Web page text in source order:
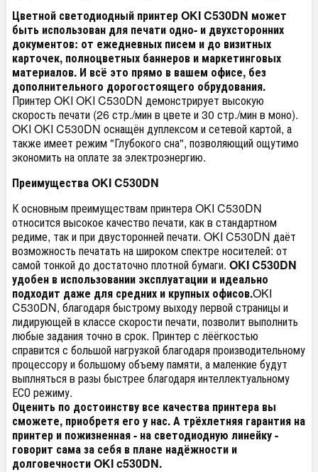
Цветной светодиодный принтер OKI C530DN может
быть использован для печати одно- и двухсторонних
документов: от ежедневных писем и до визитных
карточек, полноцветных баннеров и маркетинговых
материалов. И всё это прямо в вашем офисе, без
дополнительного дорогостоящего обрудования.
Принтер OKI OKI C530DN демонстрирует высокую
скорость печати (26 стр./мин в цвете и 30 стр./мин в моно).
OKI OKI C530DN оснащён дуплексом и сетевой картой, а
также имеет режим "Глубокого сна", позволяющий ощутимо
экономить на оплате за электроэнергию.
Преимущества OKI C530DN
К основным преимуществам принтера OKI C530DN
относится высокое качество печати, как в стандартном
редиме, так и при двусторонней печати. OKI C530DN даёт
возможность печатать на широком спектре носителей: от
самой тонкой до достаточно плотной бумаги. OKI C530DN
удобен в использовании эксплуатации и идеально
подходит даже для средних и крупных офисов.OKI
C530DN, благодаря быстрому выходу первой страницы и
лидирующей в классе скорости печати, позволит выполнить
любые задания точно в срок. Принтер с лёёгкостью
справится с большой нагрузкой благодаря производительному
процессору и большому объему памяти, а маленкие будут
выплняться в разы быстрее благодаря интеллектуальному
ЕСО режиму.
Оценить по достоинству все качества принтера вы
сможете, приобретя его у нас. А трёхлетняя гарантия на
принтер и пожизненная - на светодиодную линейку -
говорит сама за себя в плане надёжности и
долговечности OKI c530DN.